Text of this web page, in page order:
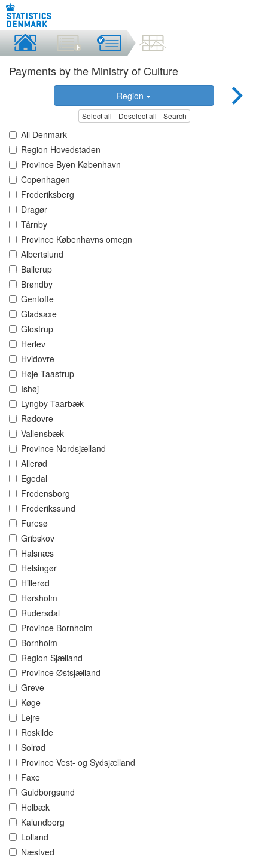
Payments by the Ministry of Culture
Region
Select all Deselect all Search
All Denmark
Region Hovedstaden
Province Byen København
Copenhagen
Frederiksberg
Dragør
Tårnby
Province Københavns omegn
Albertslund
Ballerup
Brøndby
Gentofte
Gladsaxe
Glostrup
Herlev
Hvidovre
Høje-Taastrup
Ishøj
Lyngby-Taarbæk
Rødovre
Vallensbæk
Province Nordsjælland
Allerød
Egedal
Fredensborg
Frederikssund
Furesø
Gribskov
Halsnæs
Helsingør
Hillerød
Hørsholm
Rudersdal
Province Bornholm
Bornholm
Region Sjælland
Province Østsjælland
Greve
Køge
Lejre
Roskilde
Solrød
Province Vest- og Sydsjælland
Faxe
Guldborgsund
Holbæk
Kalundborg
Lolland
Næstved